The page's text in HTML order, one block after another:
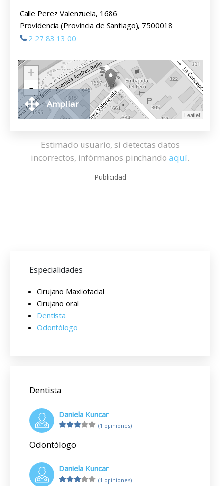
Calle Perez Valenzuela, 1686
Providencia (Provincia de Santiago), 7500018
2 27 83 13 00
+
-
Leaflet
Ampliar
Estimado usuario, si detectas datos
incorrectos, infórmanos pinchando aquí.
Publicidad
Especialidades
Cirujano Maxilofacial
Cirujano oral
Dentista
Odontólogo
Dentista
Daniela Kuncar
(1 opiniones)
Odontólogo
Daniela Kuncar
(1 opiniones)